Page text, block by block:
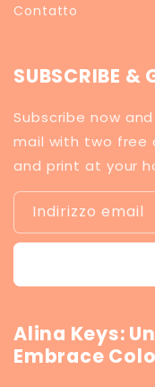
Contatto
SUBSCRIBE &
Subscribe now
mail with two free
and print at your
Indirizzo email
Alina Keys:
Embrace